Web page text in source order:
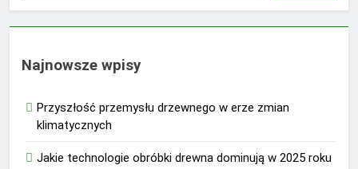
Najnowsze wpisy
Przyszłość przemysłu drzewnego w erze zmian
klimatycznych
Jakie technologie obróbki drewna dominują w 2025 roku